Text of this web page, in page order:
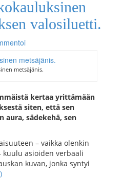
valosiluetti.
metsäjänis.
kertaa yrittämään
siten, että sen
sädekehä, sen
– vaikka olenkin
kuulu asioiden verbaali
kuvan, jonka syntyi